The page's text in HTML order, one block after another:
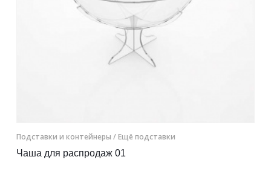
РОСТОВ-НА-ДОНУ
sale@plastikam.ru
Подставки и контейнеры / Ещё подставки
Чаша для распродаж 01